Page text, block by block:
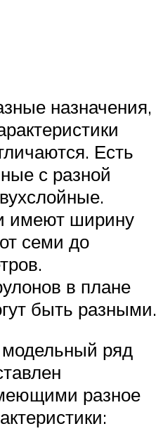
назначения,
Есть
с разной
имеют ширину
семи до
в плане
быть разными.
модельный ряд
разное